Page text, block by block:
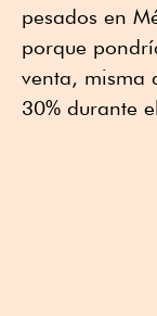
pesados en
porque
venta, misma
30% durante